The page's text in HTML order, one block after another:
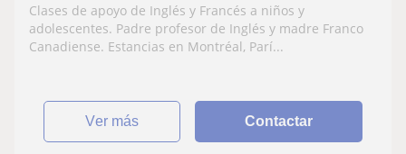
Clases de apoyo de Inglés y Francés a niños y
adolescentes. Padre profesor de Inglés y madre Franco
Canadiense. Estancias en Montréal, Parí...
ver más Contactar